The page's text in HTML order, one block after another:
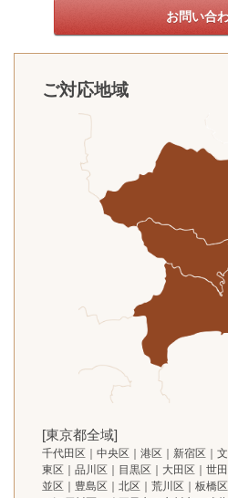
お問い合
ご対応地域
[東京都全域]
千代田区｜中央区｜港区｜新宿区｜
東区｜品川区｜目黒区｜大田区｜世
並区｜豊島区｜北区｜荒川区｜板橋